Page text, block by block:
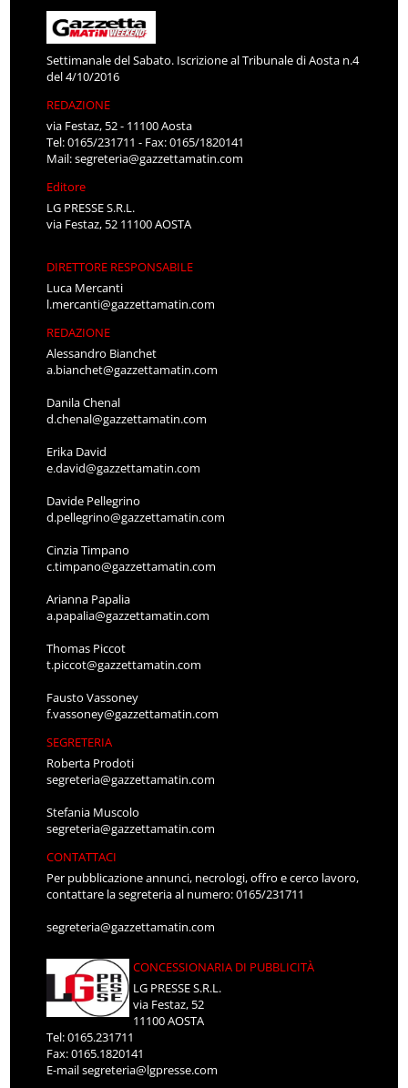
Settimanale del Sabato. Iscrizione al Tribunale di Aosta n.4
del 4/10/2016
REDAZIONE
via Festaz, 52 - 11100 Aosta
Tel: 0165/231711 - Fax: 0165/1820141
Mail:segreteria@gazzettamatin.com
Editore
LG PRESSE S.R.L.
via Festaz, 52 11100 AOSTA
DIRETTORE RESPONSABILE
Luca Mercanti
l.mercanti@gazzettamatin.com
REDAZIONE
Alessandro Bianchet
a.bianchet@gazzettamatin.com
Danila Chenal
d.chenal@gazzettamatin.com
Erika David
e.david@gazzettamatin.com
Davide Pellegrino
d.pellegrino@gazzettamatin.com
Cinzia Timpano
c.timpano@gazzettamatin.com
Arianna Papalia
a.papalia@gazzettamatin.com
Thomas Piccot
t.piccot@gazzettamatin.com
Fausto Vassoney
f.vassoney@gazzettamatin.com
SEGRETERIA
Roberta Prodoti
segreteria@gazzettamatin.com
Stefania Muscolo
segreteria@gazzettamatin.com
CONTATTACI
Per pubblicazione annunci, necrologi, offro e cerco lavoro,
contattare la segreteria al numero: 0165/231711
segreteria@gazzettamatin.com
CONCESSIONARIA DI PUBBLICITÀ
LG PRESSE S.R.L.
via Festaz, 52
11100 AOSTA
Tel: 0165.231711
Fax: 0165.1820141
E-mailsegreteria@lgpresse.com